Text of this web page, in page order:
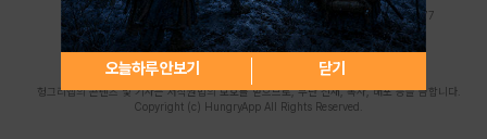
오늘하루 안보기 닫기
주소: 서울시 금천구 가산디지털1로 171 연락처:063-284-8635 팩스:02-6265-0377
청소년보호책임자:김동욱desk@hungryapp.co.kr
등록번호:서울아02322 | 등록일자:2016년4월25일
발행인:(주)스마트나우 송현두 | 편집인:김동욱
헝그리앱의 콘텐츠 및 기사는 저작권법의 보호를 받으므로, 무단 전재, 복사, 배포 등을 금합니다.
Copyright (c) HungryApp All Rights Reserved.